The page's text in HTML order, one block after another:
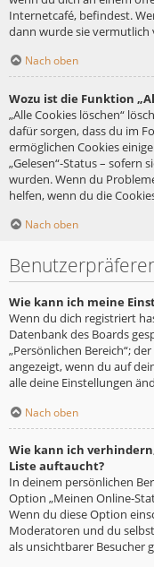
Internetcafé, befindest.
dann wurde sie
Nach oben
Wozu ist die Funktion
„Alle Cookies löschen“
dafür sorgen, dass du im
ermöglichen Cookies
„Gelesen“-Status –
wurden. Wenn du
helfen, wenn du die
Nach oben
Wie kann ich meine
Wenn du dich registriert
Datenbank des Boards
„Persönlichen Bereich“;
angezeigt, wenn du auf
alle deine Einstellungen
Nach oben
Wie kann ich
Liste auftaucht?
In deinem persönlichen
Option „Meinen Online-
Wenn du diese Option
Moderatoren und du
als unsichtbarer Besucher